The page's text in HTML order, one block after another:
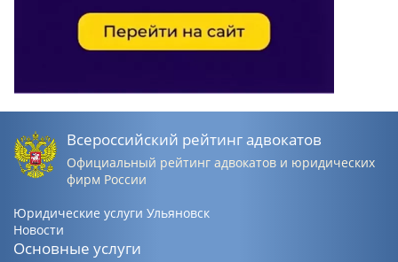
Всероссийский рейтинг адвокатов
Официальный рейтинг адвокатов и юридических
фирм России
Юридические услуги Ульяновск
Новости
Основные услуги